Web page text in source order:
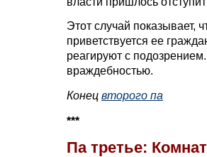
Этот случай показывает,
приветствуется ее
реагируют с
враждебностью.
Конец второго па
***
Па третье: